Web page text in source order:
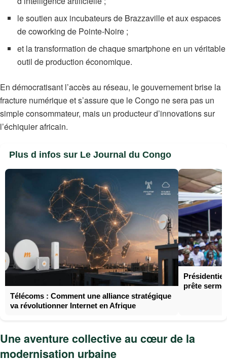
le soutien aux incubateurs de Brazzaville et aux espaces
de coworking de Pointe-Noire ;
et la transformation de chaque smartphone en un véritable
outil de production économique.
En démocratisant l’accès au réseau, le gouvernement brise la
fracture numérique et s’assure que le Congo ne sera pas un
simple consommateur, mais un producteur d’innovations sur
l’échiquier africain.
Plus d infos sur Le Journal du Congo
Télécoms : Comment une alliance stratégique
va révolutionner Internet en Afrique
prête
Une aventure collective au cœur de la
modernisation urbaine